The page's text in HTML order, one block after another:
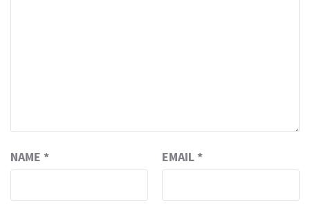
NAME * EMAIL *